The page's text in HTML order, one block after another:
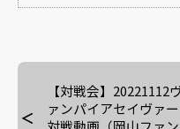
【対戦会】20221112
ァンパイアセイヴァー